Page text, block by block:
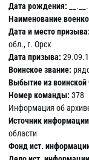
Дата рождения:
Наименование
Дата и место призыва:
обл., г. Орск
Дата призыва:
Воинское звание:
Выбытие из воинской
Номер команды: 378
Информация об
Источник
области
Фонд ист.